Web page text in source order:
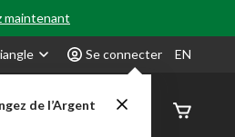
maintenant
Se connecter
de l’Argent
EN
État de